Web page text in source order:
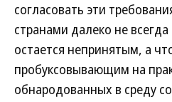
согласовать эти
странами далеко не
остается непринятым, а
пробуксовывающим на
обнародованных в среду